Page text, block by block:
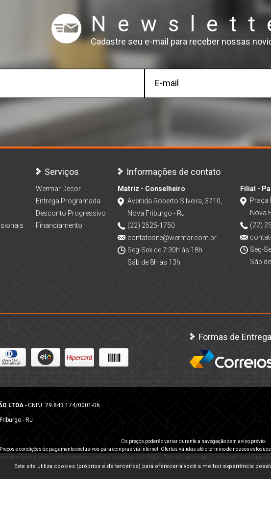
Este site utiliza cookies (próprios e de terceiros) para oferecer a você a melhor experiência
Cadastre seu e-mail para receber nossas
Serviços
Wermar Decor
Entrega Programada
Desconto Progressivo
Financiamento
Informações de contato
Matriz - Conselheiro
Avenida Roberto Silveira, 3710,
Nova Friburgo - RJ
(22) 2525-1750
contatosite@wermar.com.br
Seg-Sex de 7:30h às 18h
Sáb de 8h às 13h
Filial -
Praça
Nova
(22)
Seg-
Sáb
Formas de Entrega
LTDA - CNPJ: 29.843.174/0001-06
- RJ
Os preços poderão variar durante a navegação sem aviso prévio.
Preços e condições de pagamento exclusivos para compras via internet. Ofertas válidas até o término de nossos
divergência entre o preço exibido no produto e o preço apresentado no “carrinho de compras”. Em caso de
Todas as comunicações do site podem possuir imagens meramente